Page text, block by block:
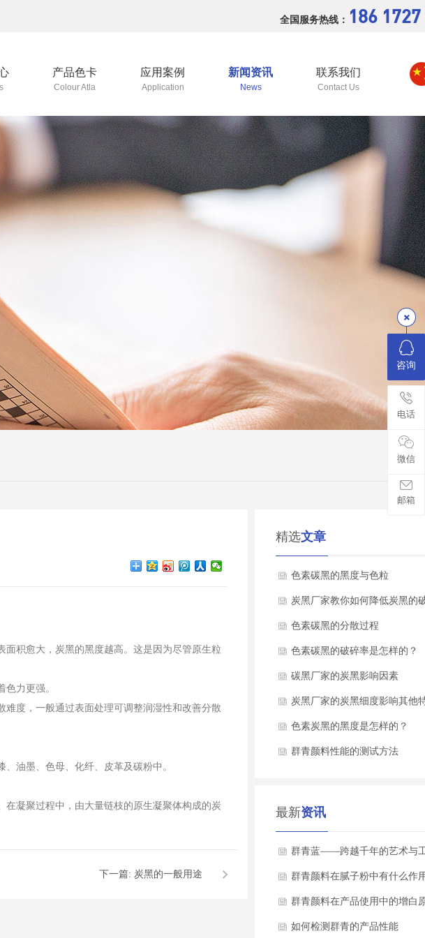
全国服务热线： 186
产品色卡
Colour Atla
应用案例
Application
新闻资讯
News
联系我们
Contact Us
积愈大，炭黑的黑度越高。这是因为尽管原生粒
力更强。
度，一般通过表面处理可调整润湿性和改善分散
油墨、色母、化纤、皮革及碳粉中。
凝聚过程中，由大量链枝的原生凝聚体构成的炭
下一篇: 炭黑的一般用途
精选文章
色素碳黑的黑度与色粒
炭黑厂家教你如何降低炭黑的
率
色素碳黑的分散过程
色素碳黑的破碎率是怎样的？
碳黑厂家的炭黑影响因素
炭黑厂家的炭黑细度影响其他
色素炭黑的黑度是怎样的？
群青颜料性能的测试方法
最新资讯
群青蓝——跨越千年的艺术与
瑰宝
群青颜料在腻子粉中有什么作
群青颜料在产品使用中的增白
如何检测群青的产品性能
咨询
电话
微信
邮箱